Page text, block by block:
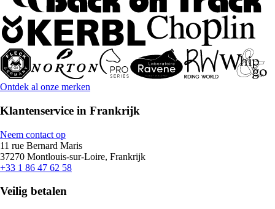
Ontdek al onze merken
Klantenservice in Frankrijk
Neem contact op
11 rue Bernard Maris
37270 Montlouis-sur-Loire, Frankrijk
+33 1 86 47 62 58
Veilig betalen